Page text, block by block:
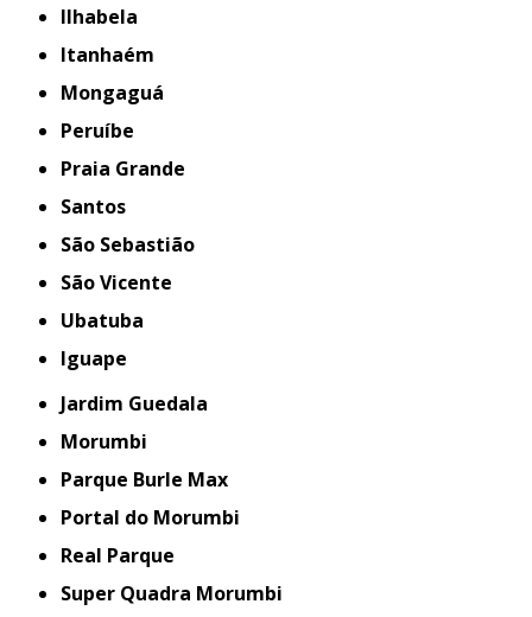
Ilhabela
Itanhaém
Mongaguá
Peruíbe
Praia Grande
Santos
São Sebastião
São Vicente
Ubatuba
iguape
Jardim Guedala
Morumbi
Parque Burle Max
Portal do Morumbi
Real Parque
Super Quadra Morumbi